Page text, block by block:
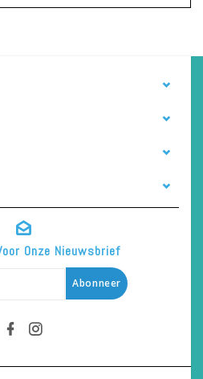
Onze Nieuwsbrief
Abonneer